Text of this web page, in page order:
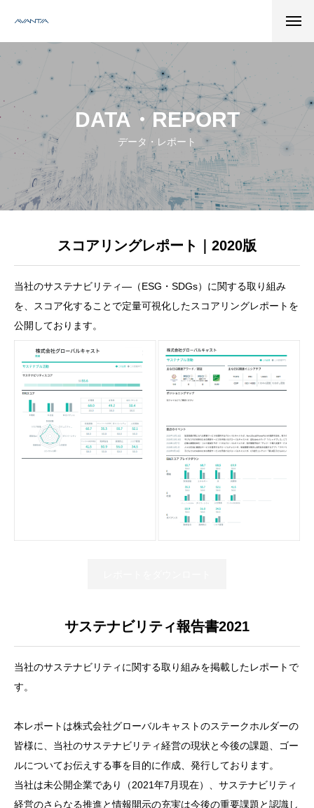
メッセージ
AVANTIAグループのサステナビリティについて
DATA・REPORT
データ・レポート
スコアリングレポート｜2020版
当社のサステナビリティ―（ESG・SDGs）に関する取り組み
を、スコア化することで定量可視化したスコアリングレポートを
公開しております。
サステナビリティ報告書2021
当社のサステナビリティに関する取り組みを掲載したレポートで
す。
本レポートは株式会社グローバルキャストのステークホルダーの
皆様に、当社のサステナビリティ経営の現状と今後の課題、ゴー
ルについてお伝えする事を目的に作成、発行しております。
当社は未公開企業であり（2021年7月現在）、サステナビリティ
経営のさらなる推進と情報開示の充実は今後の重要課題と認識し